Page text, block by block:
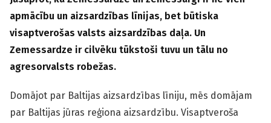
apmācību un aizsardzības līnijas, bet būtiska
visaptverošas valsts aizsardzības daļa. Un
Zemessardze ir cilvēku tūkstoši tuvu un tālu no
agresorvalsts robežas.
Domājot par Baltijas aizsardzības līniju, mēs domājam
par Baltijas jūras reģiona aizsardzību. Visaptveroša